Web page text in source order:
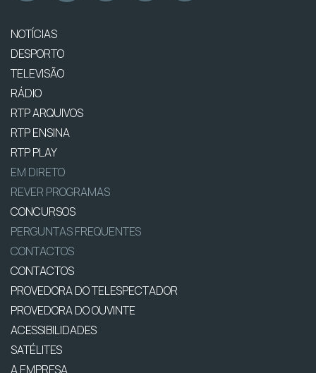
NOTÍCIAS
DESPORTO
TELEVISÃO
RÁDIO
RTP ARQUIVOS
RTP ENSINA
RTP PLAY
EM DIRETO
REVER PROGRAMAS
CONCURSOS
PERGUNTAS FREQUENTES
CONTACTOS
CONTACTOS
PROVEDORA DO TELESPECTADOR
PROVEDORA DO OUVINTE
ACESSIBILIDADES
SATÉLITES
A EMPRESA